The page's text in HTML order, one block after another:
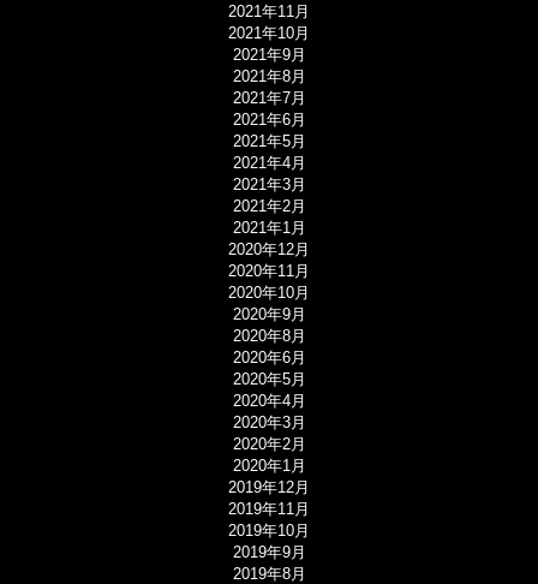
2021年11月
2021年10月
2021年9月
2021年8月
2021年7月
2021年6月
2021年5月
2021年4月
2021年3月
2021年2月
2021年1月
2020年12月
2020年11月
2020年10月
2020年9月
2020年8月
2020年6月
2020年5月
2020年4月
2020年3月
2020年2月
2020年1月
2019年12月
2019年11月
2019年10月
2019年9月
2019年8月